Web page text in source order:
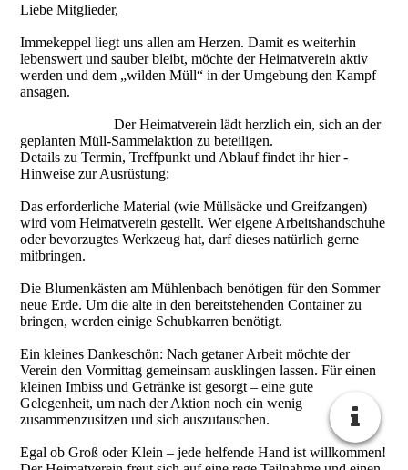
Liebe Mitglieder,
Immekeppel liegt uns allen am Herzen. Damit es weiterhin
lebenswert und sauber bleibt, möchte der Heimatverein aktiv
werden und dem „wilden Müll“ in der Umgebung den Kampf
ansagen.
Der Heimatverein lädt herzlich ein, sich an der
geplanten Müll-Sammelaktion zu beteiligen.
Details zu Termin, Treffpunkt und Ablauf findet ihr hier -
Hinweise zur Ausrüstung:
Das erforderliche Material (wie Müllsäcke und Greifzangen)
wird vom Heimatverein gestellt. Wer eigene Arbeitshandschuhe
oder bevorzugtes Werkzeug hat, darf dieses natürlich gerne
mitbringen.
Die Blumenkästen am Mühlenbach benötigen für den Sommer
neue Erde. Um die alte in den bereitstehenden Container zu
bringen, werden einige Schubkarren benötigt.
Ein kleines Dankeschön: Nach getaner Arbeit möchte der
Verein den Vormittag gemeinsam ausklingen lassen. Für einen
kleinen Imbiss und Getränke ist gesorgt – eine gute
Gelegenheit, um nach der Aktion noch ein wenig
zusammenzusitzen und sich auszutauschen.
Egal ob Groß oder Klein – jede helfende Hand ist willkommen!